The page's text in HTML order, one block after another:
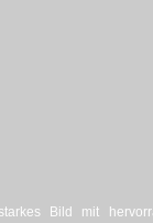
Bild mit